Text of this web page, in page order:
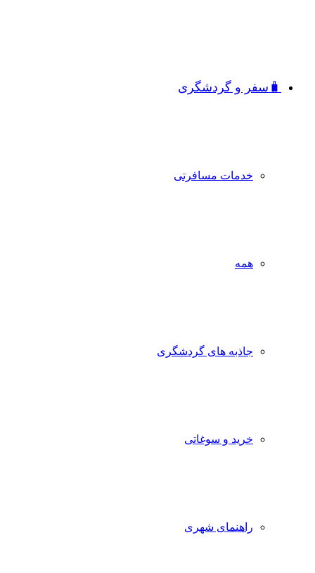
🧳سفر و گردشگری
خدمات مسافرتی
همه
جاذبه‌ های گردشگری
خرید و سوغاتی
راهنمای شهری